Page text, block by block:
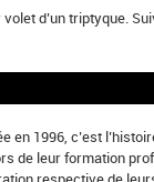
d’un triptyque.
en 1996, c’est
de leur formation